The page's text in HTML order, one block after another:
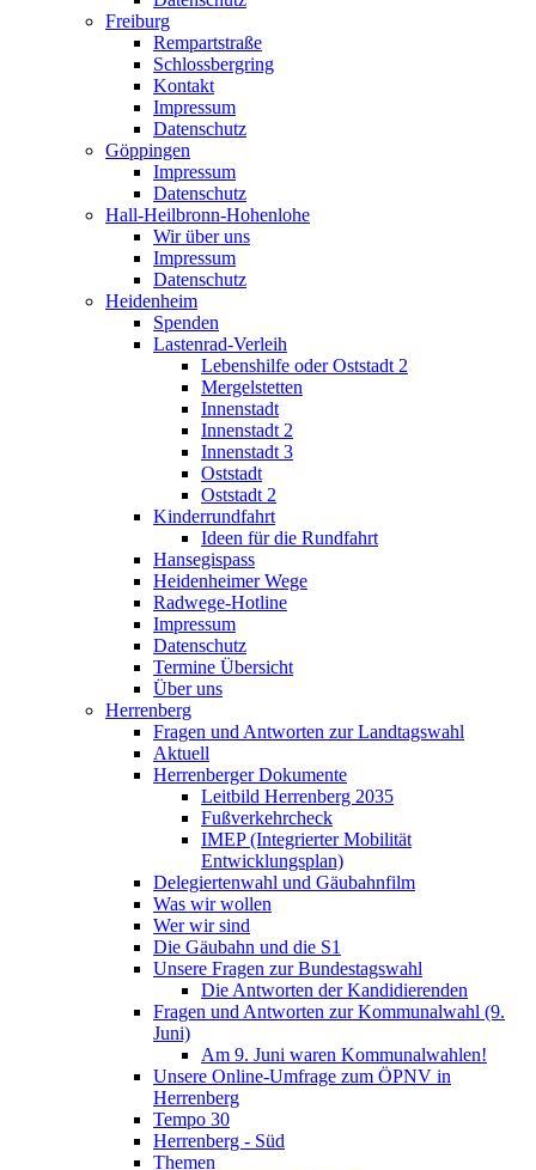
Freiburg
Rempartstraße
Schlossbergring
Kontakt
Impressum
Datenschutz
Göppingen
Impressum
Datenschutz
Hall-Heilbronn-Hohenlohe
Wir über uns
Impressum
Datenschutz
Heidenheim
Spenden
Lastenrad-Verleih
Lebenshilfe oder Oststadt 2
Mergelstetten
Innenstadt
Innenstadt 2
Innenstadt 3
Oststadt
Oststadt 2
Kinderrundfahrt
Ideen für die Rundfahrt
Hansegispass
Heidenheimer Wege
Radwege-Hotline
Impressum
Datenschutz
Termine Übersicht
Über uns
Herrenberg
Fragen und Antworten zur Landtagswahl
Aktuell
Herrenberger Dokumente
Leitbild Herrenberg 2035
Fußverkehrcheck
IMEP (Integrierter Mobilität
Entwicklungsplan)
Delegiertenwahl und Gäubahnfilm
Was wir wollen
Wer wir sind
Die Gäubahn und die S1
Unsere Fragen zur Bundestagswahl
Die Antworten der Kandidierenden
Fragen und Antworten zur Kommunalwahl (9.
Juni)
Am 9. Juni waren Kommunalwahlen!
Unsere Online-Umfrage zum ÖPNV in
Herrenberg
Tempo 30
Herrenberg - Süd
Themen